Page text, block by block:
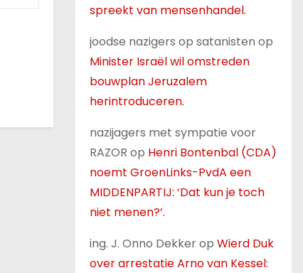
spreekt van mensenhandel.
joodse nazigers op satanisten op
Minister Israël wil omstreden
bouwplan Jeruzalem
herintroduceren.
nazijagers met sympatie voor
RAZOR op Henri Bontenbal (CDA)
noemt GroenLinks-PvdA een
MIDDENPARTIJ: ‘Dat kun je toch
niet menen?’.
ing. J. Onno Dekkerop Wierd Duk
over arrestatie Arno van Kessel: